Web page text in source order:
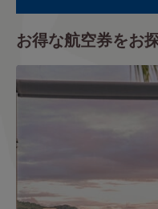
お得な航空券をお